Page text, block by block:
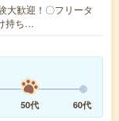
大歓迎！〇フリータ
持ち…
50代 60代